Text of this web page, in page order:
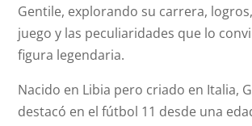
Gentile, explorando su carrera,
juego y las peculiaridades que lo
figura legendaria.
Nacido en Libia pero criado en Italia,
destacó en el fútbol 11 desde una